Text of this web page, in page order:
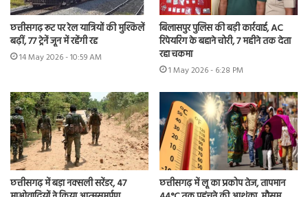
छत्तीसगढ़ रूट पर रेल यात्रियों की मुश्किलें
बढ़ीं, 77 ट्रेनें जून में रहेंगी रद्द
14 May 2026 - 10:59 AM
बिलासपुर पुलिस की बड़ी कार्रवाई, AC
रिपेयरिंग के बहाने चोरी, 7 महीने तक देता
रहा चकमा
1 May 2026 - 6:28 PM
छत्तीसगढ़ में बड़ा नक्सली सरेंडर, 47
छत्तीसगढ़ में लू का प्रकोप तेज, तापमान